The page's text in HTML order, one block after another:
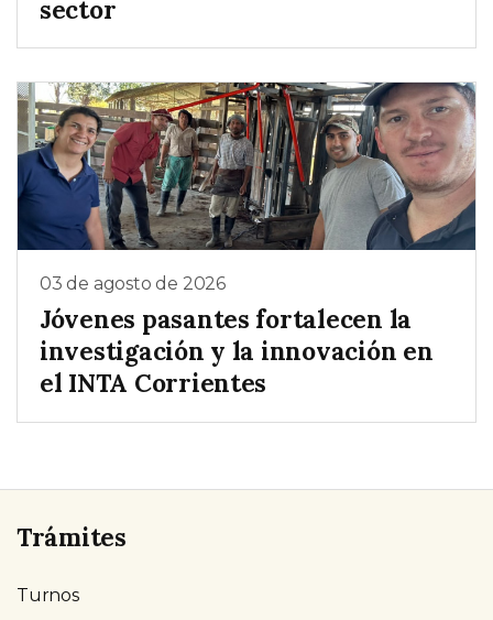
sector
03 de agosto de 2026
Jóvenes pasantes fortalecen la
investigación y la innovación en
el INTA Corrientes
Trámites
Turnos